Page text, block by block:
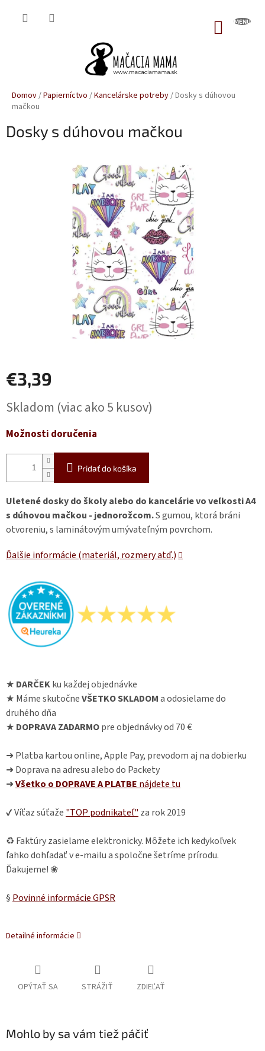
Domov/Papierníctvo /Kancelárske potreby/Dosky s dúhovou
mačkou
Dosky s dúhovou mačkou
€3,39
cena:
Skladom (viac ako 5 kusov)
Možnosti doručenia
Pridať do košíka
Uletené dosky do školy alebo do kancelárie vo veľkosti A4
s dúhovou mačkou - jednorožcom.S gumou, ktorá bráni
otvoreniu, s laminátovým umývateľným povrchom.
Ďalšie informácie (materiál, rozmery atď.)
★ DARČEKku každej objednávke
★ Máme skutočneVŠETKO SKLADOMa odosielame do
druhého dňa
★ DOPRAVA ZADARMOpre objednávky od 70 €
➜ Platba kartou online, Apple Pay, prevodom aj na dobierku
➜ Doprava na adresu alebo do Packety
➜Všetko o DOPRAVE A PLATBE nájdete tu
✔ Víťaz súťaže "TOP podnikateľ" za rok 2019
♻ Faktúry zasielame elektronicky. Môžete ich kedykoľvek
ľahko dohľadať v e-mailu a spoločne šetríme prírodu.
Ďakujeme! ❀
§ Povinné informácie GPSR
Detailné informácie
OPÝTAŤ SA STRÁŽIŤ ZDIEĽAŤ
Mohlo by sa vám tiež páčiť